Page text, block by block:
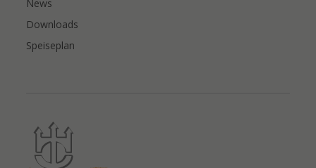
News
Downloads
Speiseplan